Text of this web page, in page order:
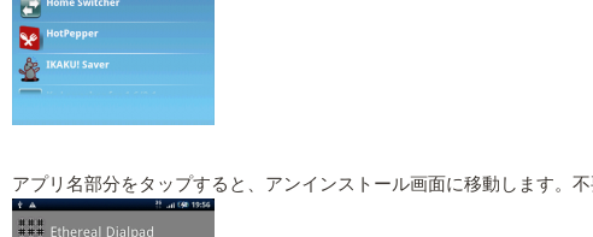
アプリ名部分をタップすると、アンインストール画面に移動します。